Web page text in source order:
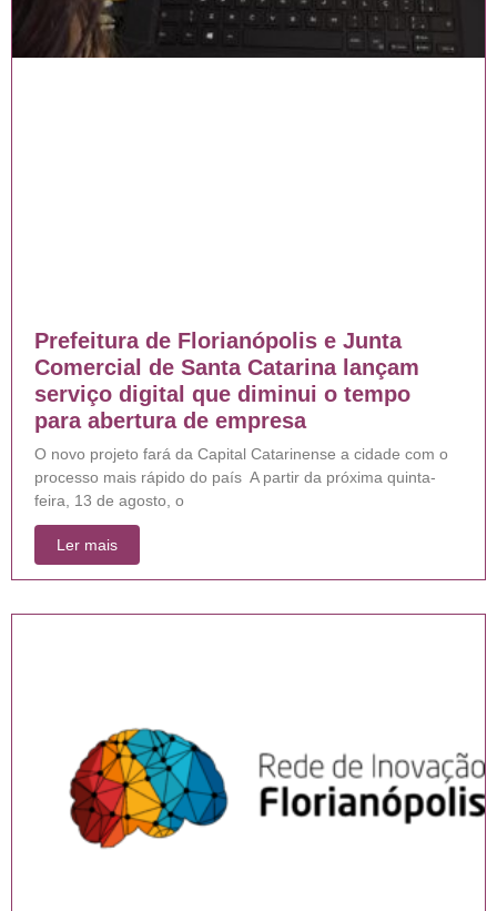
Prefeitura de Florianópolis e Junta
Comercial de Santa Catarina lançam
serviço digital que diminui o tempo
para abertura de empresa
O novo projeto fará da Capital Catarinense a cidade com o
processo mais rápido do país A partir da próxima quinta-
feira, 13 de agosto, o
Ler mais